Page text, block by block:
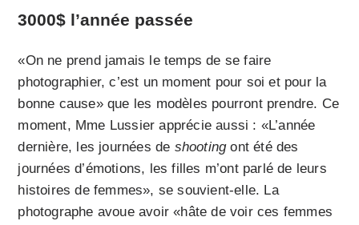
3000$ l’année passée
«On ne prend jamais le temps de se faire
photographier, c’est un moment pour soi et pour la
bonne cause» que les modèles pourront prendre. Ce
moment, Mme Lussier apprécie aussi : «L’année
dernière, les journées de shootingont été des
journées d’émotions, les filles m’ont parlé de leurs
histoires de femmes», se souvient-elle. La
photographe avoue avoir «hâte de voir ces femmes